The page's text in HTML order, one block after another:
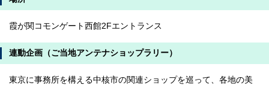
霞が関コモンゲート西館2Fエントランス
連動企画（ご当地アンテナショップラリー）
東京に事務所を構える中核市の関連ショップを巡って、各地の美